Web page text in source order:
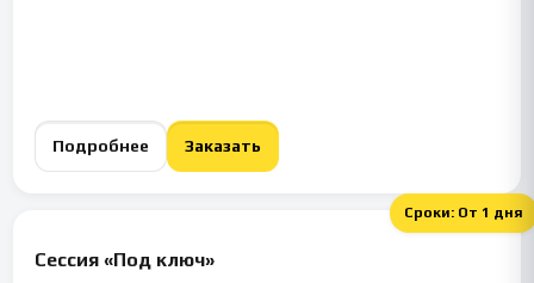
Подробнее Заказать
Сроки: От 1 дня
Сессия «Под ключ»